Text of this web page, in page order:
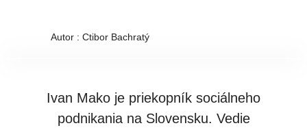
Autor : Ctibor Bachratý
Ivan Mako je priekopník sociálneho
podnikania na Slovensku. Vedie